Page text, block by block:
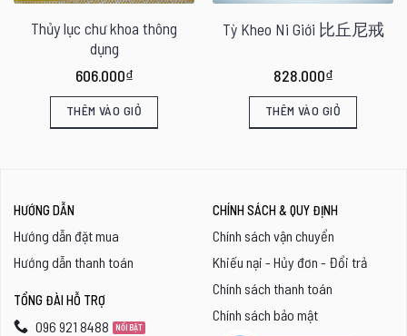
Thủy lục chư khoa thông
dụng
606.000₫
THÊM VÀO GIỎ
Tỳ Kheo Ni Giới 比丘尼戒
828.000₫
THÊM VÀO GIỎ
HƯỚNG DẪN
Hướng dẫn đặt mua
Hướng dẫn thanh toán
TỔNG ĐÀI HỖ TRỢ
096 921 8488
CHÍNH SÁCH & QUY ĐỊNH
Chính sách vận chuyển
Khiếu nại - Hủy đơn - Đổi trả
Chính sách thanh toán
Chính sách bảo mật